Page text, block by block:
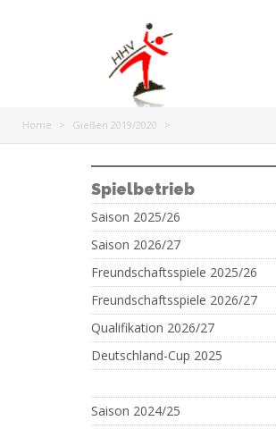
Home > Gießen 2019/2020 >
Spielbetrieb
Saison 2025/26
Saison 2026/27
Freundschaftsspiele 2025/26
Freundschaftsspiele 2026/27
Qualifikation 2026/27
Deutschland-Cup 2025
Saison 2024/25